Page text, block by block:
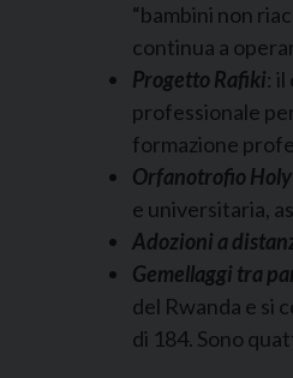
“bambini non
continua a
Progetto Rafiki:
professionale
formazione
Orfanotrofio
e universitaria,
Adozioni a
Gemellaggi tra
del Rwanda e si
di 184. Sono